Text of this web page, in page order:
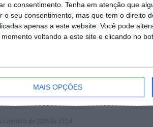
o consentimento. Tenha em atenção que
o seu consentimento, mas que tem o direito
apenas a este website. Você pode
voltando a este site e clicando no
MAIS OPÇÕES
de 2005 às 19:51
me chegou mail algum.